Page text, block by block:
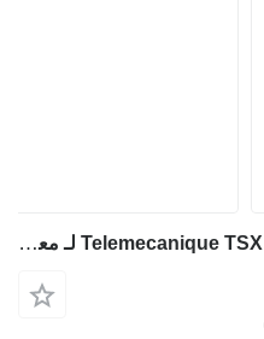
وحدة التحكم Telemecanique TSX Nano 07 31 1622 لـ معدات طبية